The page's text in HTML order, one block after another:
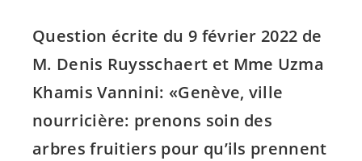
Question écrite du 9 février 2022 de
M. Denis Ruysschaert et Mme Uzma
Khamis Vannini: «Genève, ville
nourricière: prenons soin des
arbres fruitiers pour qu’ils prennent